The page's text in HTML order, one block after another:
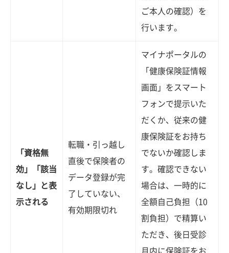
ご本人の確認）を
行います。
「資格無
効」「該当
なし」と表
示される
転職・引っ越し
直後で保険者の
データ登録が完
了していない、
有効期限切れ
マイナポータルの
「健康保険証情報
画面」をスマート
フォンで提示いた
だくか、従来の健
康保険証をお持ち
でないか確認しま
す。確認できない
場合は、一時的に
全額自己負担（10
割負担）で精算い
ただき、後日受診
月内に保険証をお